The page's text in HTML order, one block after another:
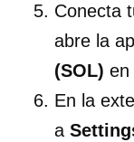
Conecta
abre la
(SOL) en
En la
a